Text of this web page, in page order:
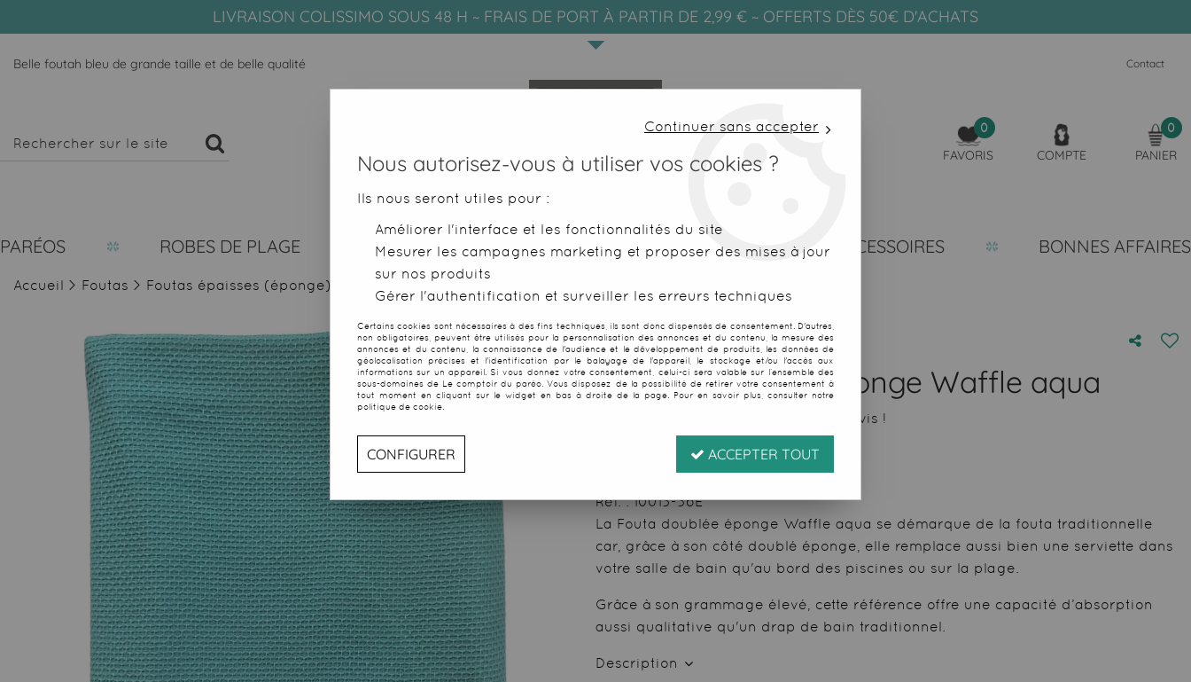
LIVRAISON COLISSIMO SOUS 48 H ~ FRAIS DE PORT À PARTIR DE 2,99 € ~ OFFERTS DÈS 50€ D'ACHATS
Belle foutah bleu de grande taille et de belle qualité Contact
0
FAVORIS COMPTE
0
PANIER
PARÉOS ROBES DE PLAGE SERVIETTES DE PLAGE FOUTAS ACCESSOIRES BONNES AFFAIRES
Accueil > Foutas > Foutas épaisses (éponge) Foutah doublée éponge Waffle aqua
Foutah doublée éponge Waffle aqua
Soyez le premier à donner votre avis !
TTC
Réf. :10013-36E
La Fouta doublée éponge Waffle aqua se démarque de la fouta traditionnelle
car, grâce à son côté doublé éponge, elle remplace aussi bien une serviette dans
votre salle de bain qu'au bord des piscines ou sur la plage.
Grâce à son grammage élevé, cette référence offre une capacité d’absorption
aussi qualitative qu'un drap de bain traditionnel.
Description
Continuer sans accepter
Nous autorisez-vous à utiliser vos cookies ?
Ils nous seront utiles pour :
Améliorer l'interface et les fonctionnalités du site
Mesurer les campagnes marketing et proposer des mises à jour
sur nos produits
Gérer l'authentification et surveiller les erreurs techniques
Certains cookies sont nécessaires à des fins techniques, ils sont donc dispensés de consentement. D'autres,
non obligatoires, peuvent être utilisés pour la personnalisation des annonces et du contenu, la mesure des
annonces et du contenu, la connaissance de l'audience et le développement de produits, les données de
géolocalisation précises et l'identification par le balayage de l'appareil, le stockage et/ou l'accès aux
informations sur un appareil. Si vous donnez votre consentement, celui-ci sera valable sur l’ensemble des
sous-domaines de Le comptoir du paréo. Vous disposez de la possibilité de retirer votre consentement à
tout moment en cliquant sur le widget en bas à droite de la page. Pour en savoir plus, consulter notre
politique de cookie.
CONFIGURER ACCEPTER TOUT